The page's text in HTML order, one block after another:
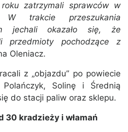
roku zatrzymali sprawców w
W trakcie przeszukania
jechali okazało się, że
przedmioty pochodzące z
Oleniacz.
z „objazdu” po powiecie
Polańczyk, Solinę i Średnią
do stacji paliw oraz sklepu.
30 kradzieży i włamań